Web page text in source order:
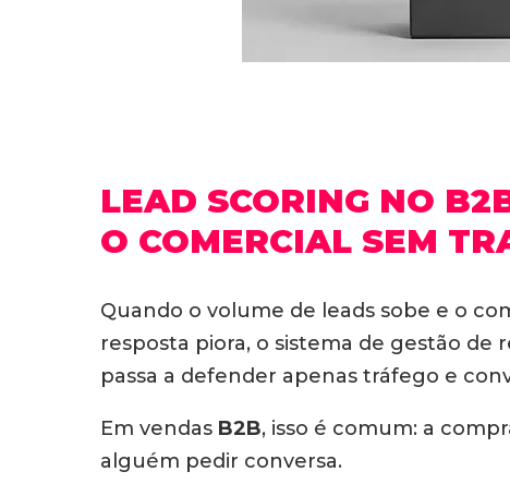
LEAD SCORING NO
O COMERCIAL SEM
Quando o volume de leads sobe e o
resposta piora, o sistema de gestão
passa a defender apenas tráfego e
Em vendas B2B, isso é comum: a
alguém pedir conversa.